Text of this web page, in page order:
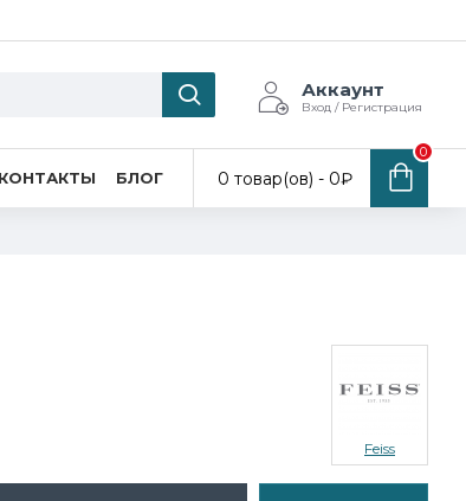
Аккаунт
Вход / Регистрация
КОНТАКТЫ БЛОГ 0 товар(ов) - 0₽
0
Feiss